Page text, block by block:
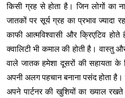
किसी ग्रह से होता है। जिन लोगों
जातकों पर सूर्य ग्रह का प्रभाव
काफी आत्मविश्वासी और क्रिएटिव
क्वालिटी भी कमाल की होती है। वास्तु
वाले जातक हमेशा दूसरों की सहायता के
अपनी अलग पहचान बनाना पसंद होता
अपने पार्टनर की खुशियों का ख्याल